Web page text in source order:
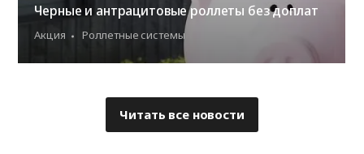
Черные и антрацитовые роллеты без доплат
Акция Роллетные системы
Читать все новости